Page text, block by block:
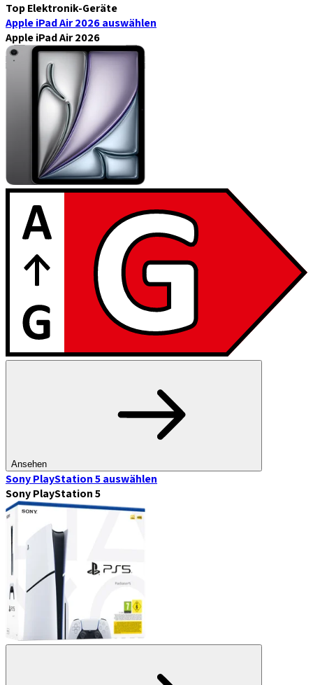
Top Elektronik-Geräte
Apple iPad Air 2026auswählen
Apple iPad Air 2026
Ansehen
Sony PlayStation 5auswählen
Sony PlayStation 5